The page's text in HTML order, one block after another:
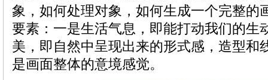
象，如何处理对象，如何生成一个完整的
要素：一是生活气息，即能打动我们的生
美，即自然中呈现出来的形式感，造型和
是画面整体的意境感觉。